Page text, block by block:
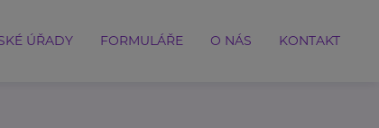
ÚŘADY FORMULÁŘE O NÁS KONTAKT